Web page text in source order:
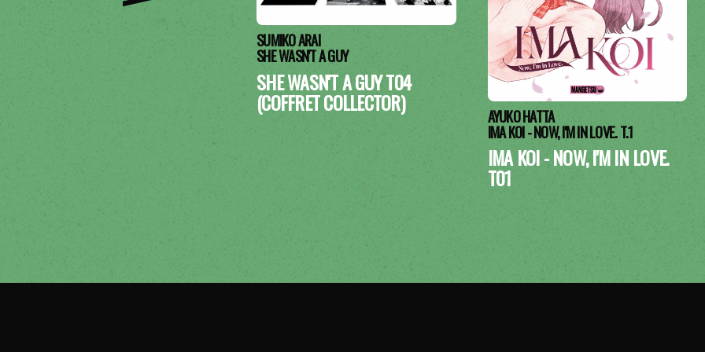
SUMIKO ARAI
SHE WASN'T A GUY
SHE WASN'T A GUY T04
(COFFRET COLLECTOR) AYUKO HATTA
IMA KOI - NOW, I'M IN LOVE. T.1
IMA KOI - NOW, I'M IN LOVE.
T01